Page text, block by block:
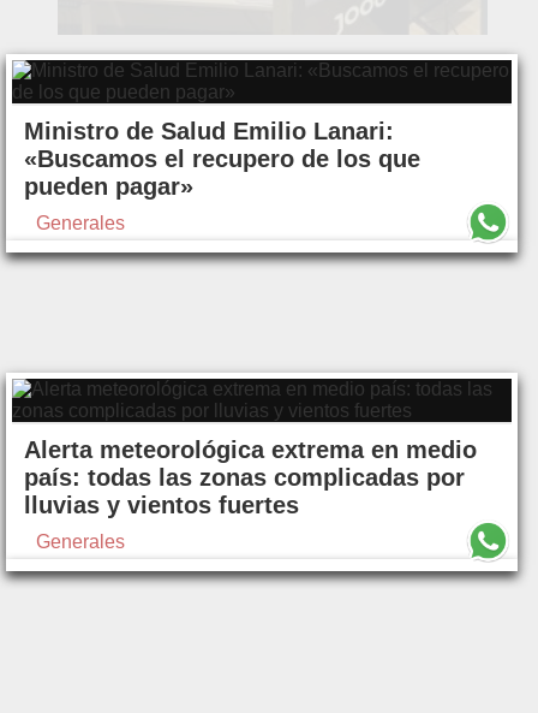
Ministro de Salud Emilio Lanari:
«Buscamos el recupero de los que
pueden pagar»
Generales
Alerta meteorológica extrema en medio
país: todas las zonas complicadas por
lluvias y vientos fuertes
Generales